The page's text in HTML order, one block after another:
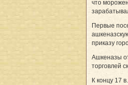
что
Первые
приказу
Ашкеназы
торговлей
К концу 17